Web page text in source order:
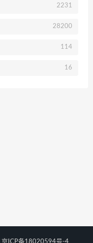
2231
28200
114
16
京ICP备18020594号-4